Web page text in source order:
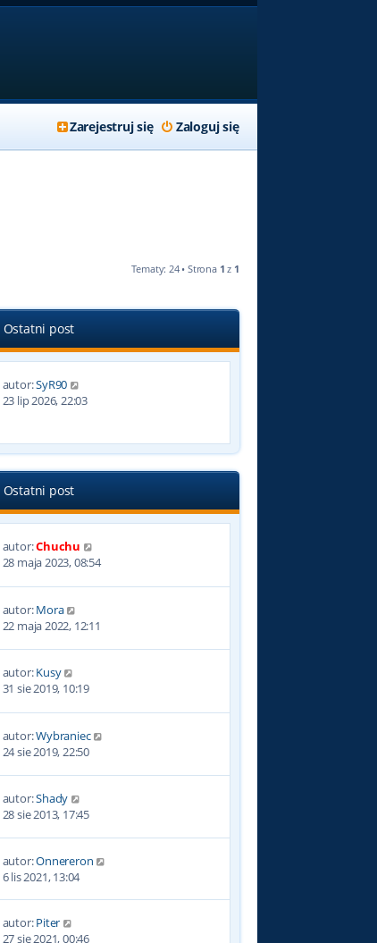
Zaloguj się
Zarejestruj się
Tematy: 24 • Strona 1 z 1
Ostatni post
autor:SyR90
23 lip 2026, 22:03
Ostatni post
autor:Chuchu
28 maja 2023, 08:54
autor:Mora
22 maja 2022, 12:11
autor:Kusy
31 sie 2019, 10:19
autor:Wybraniec
24 sie 2019, 22:50
autor:Shady
28 sie 2013, 17:45
autor:Onnereron
6 lis 2021, 13:04
autor:Piter
27 sie 2021, 00:46